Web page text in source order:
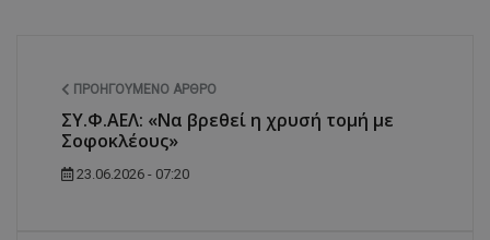
ΠΡΟΗΓΟΎΜΕΝΟ ΆΡΘΡΟ
ΣΥ.Φ.ΑΕΛ: «Να βρεθεί η χρυσή τομή με
Σοφοκλέους»
23.06.2026 - 07:20